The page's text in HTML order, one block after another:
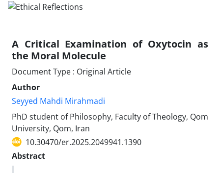
A Critical Examination of Oxytocin as
the Moral Molecule
Document Type : Original Article
Author
Seyyed Mahdi Mirahmadi
PhD student of Philosophy, Faculty of Theology, Qom
University, Qom, Iran
10.30470/er.2025.2049941.1390
Abstract